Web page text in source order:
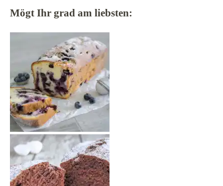
Mögt Ihr grad am liebsten: